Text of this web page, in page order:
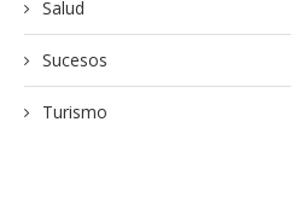
Salud
Sucesos
Turismo